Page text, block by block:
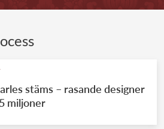
stäms – rasande designer
miljoner